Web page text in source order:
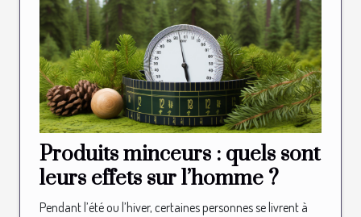
Produits minceurs : quels sont
leurs effets sur l’homme ?
Pendant l’été ou l’hiver, certaines personnes se livrent à